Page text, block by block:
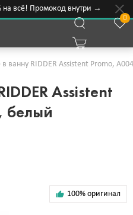
на всё! Промокод внутри →
0
ванну RIDDER Assistent Promo,
Assistent
белый
100% оригинал